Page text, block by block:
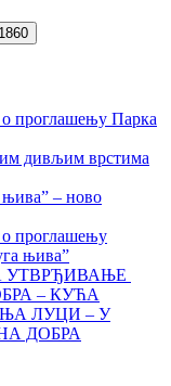
проглашењу Парка
дивљим врстима
– ново
о проглашењу
њива”
УТВРЂИВАЊЕ
– КУЋА
ЛУЦИ – У
ДОБРА